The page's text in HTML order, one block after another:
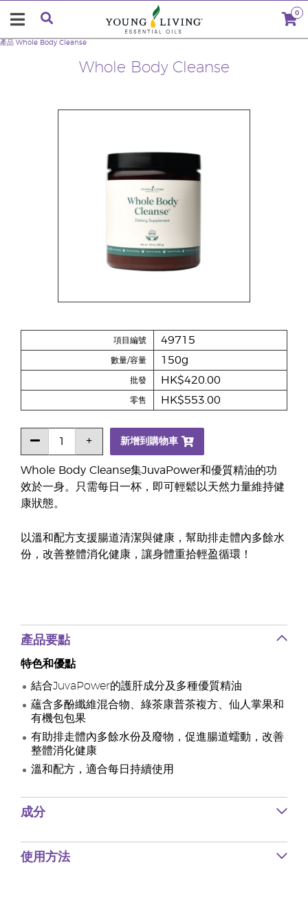
0
Whole Body Cleanse
產品 Whole Body Cleanse
Whole Body Cleanse集JuvaPower和優質精油的功
效於一身。只需每日一杯，即可輕鬆以天然力量維持健
康狀態。
以溫和配方支援腸道清潔與健康，幫助排走體內多餘水
份，改善整體消化健康，讓身體重拾輕盈循環！
項目編號 49715
數量/容量 150g
批發 HK$420.00
零售 HK$553.00
新增到購物車
產品要點
特色和優點
結合JuvaPower的護肝成分及多種優質精油
蘊含多酚纖維混合物、綠茶康普茶複方、仙人掌果和
有機包包果
有助排走體內多餘水份及廢物，促進腸道蠕動，改善
整體消化健康
溫和配方，適合每日持續使用
成分
使用方法